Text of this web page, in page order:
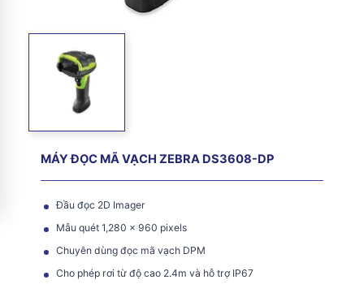
MÁY ĐỌC MÃ VẠCH ZEBRA DS3608-DP
Đầu đọc 2D Imager
Mẫu quét 1,280 x 960 pixels
Chuyên dùng đọc mã vạch DPM
Cho phép rơi từ độ cao 2.4m và hỗ trợ IP67